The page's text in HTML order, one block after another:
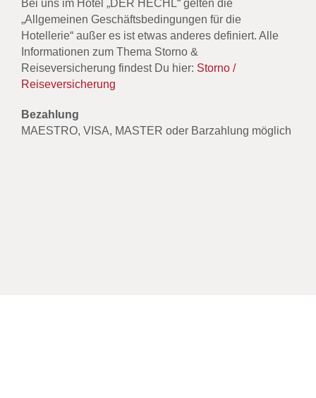
Bei uns im Hotel „DER HECHL“ gelten die
„Allgemeinen Geschäftsbedingungen für die
Hotellerie“ außer es ist etwas anderes definiert. Alle
Informationen zum Thema Storno &
Reiseversicherung findest Du hier: Storno /
Reiseversicherung
Bezahlung
MAESTRO, VISA, MASTER oder Barzahlung möglich